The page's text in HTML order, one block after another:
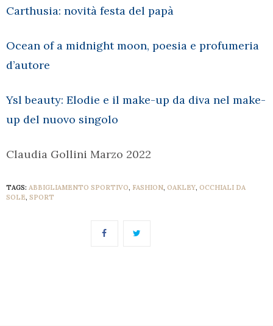
Carthusia: novità festa del papà
Ocean of a midnight moon, poesia e profumeria
d’autore
Ysl beauty: Elodie e il make-up da diva nel make-
up del nuovo singolo
Claudia Gollini Marzo 2022
TAGS: ABBIGLIAMENTO SPORTIVO, FASHION, OAKLEY, OCCHIALI DA
SOLE, SPORT